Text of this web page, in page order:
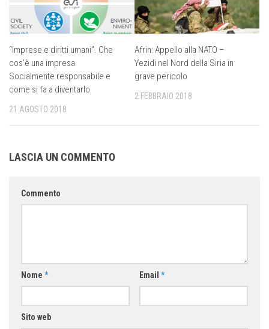
“Imprese e diritti umani”. Che
cos’è una impresa
Socialmente responsabile e
come si fa a diventarlo
21 AGOSTO 2018
Afrin: Appello alla NATO –
Yezidi nel Nord della Siria in
grave pericolo
2 FEBBRAIO 2018
LASCIA UN COMMENTO
Commento
Nome * Email *
Sito web